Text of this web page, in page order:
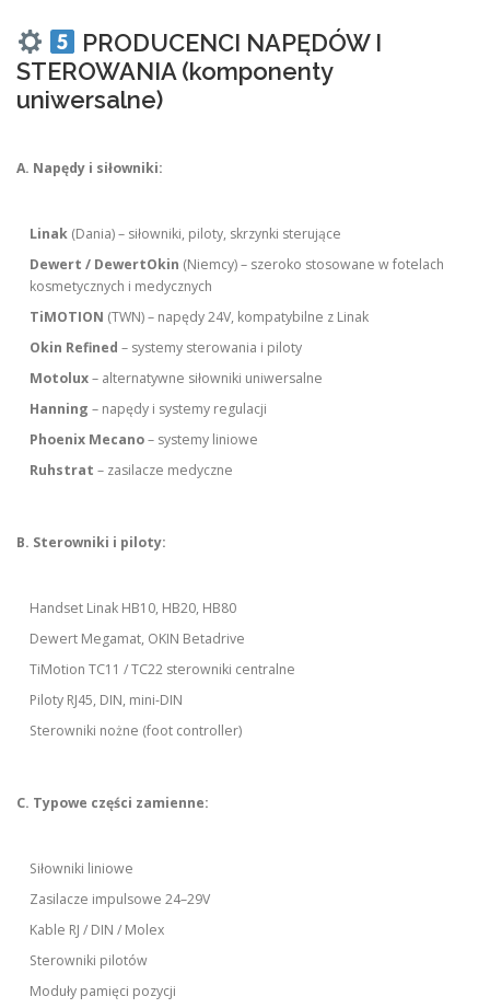
PRODUCENCI NAPĘDÓW I
STEROWANIA (komponenty
uniwersalne)
A. Napędy i siłowniki:
Linak (Dania) – siłowniki, piloty, skrzynki sterujące
Dewert / DewertOkin (Niemcy) – szeroko stosowane w fotelach
kosmetycznych i medycznych
TiMOTION (TWN) – napędy 24V, kompatybilne z Linak
Okin Refined – systemy sterowania i piloty
Motolux– alternatywne siłowniki uniwersalne
Hanning – napędy i systemy regulacji
Phoenix Mecano– systemy liniowe
Ruhstrat – zasilacze medyczne
B. Sterowniki i piloty:
Handset Linak HB10, HB20, HB80
Dewert Megamat, OKIN Betadrive
TiMotion TC11 / TC22 sterowniki centralne
Piloty RJ45, DIN, mini-DIN
Sterowniki nożne (foot controller)
C. Typowe części zamienne:
Siłowniki liniowe
Zasilacze impulsowe 24–29V
Kable RJ / DIN / Molex
Sterowniki pilotów
Moduły pamięci pozycji